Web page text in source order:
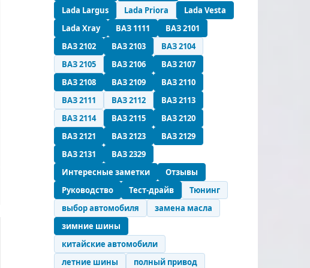
Lada Largus
Lada Priora
Lada Vesta
Lada Xray
ВАЗ 1111
ВАЗ 2101
ВАЗ 2102
ВАЗ 2103
ВАЗ 2104
ВАЗ 2105
ВАЗ 2106
ВАЗ 2107
ВАЗ 2108
ВАЗ 2109
ВАЗ 2110
ВАЗ 2111
ВАЗ 2112
ВАЗ 2113
ВАЗ 2114
ВАЗ 2115
ВАЗ 2120
ВАЗ 2121
ВАЗ 2123
ВАЗ 2129
ВАЗ 2131
ВАЗ 2329
Интересные заметки
Отзывы
Руководство
Тест-драйв
Тюнинг
выбор автомобиля
замена масла
зимние шины
китайские автомобили
летние шины
полный привод